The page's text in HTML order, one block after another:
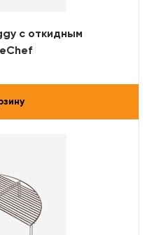
с откидным